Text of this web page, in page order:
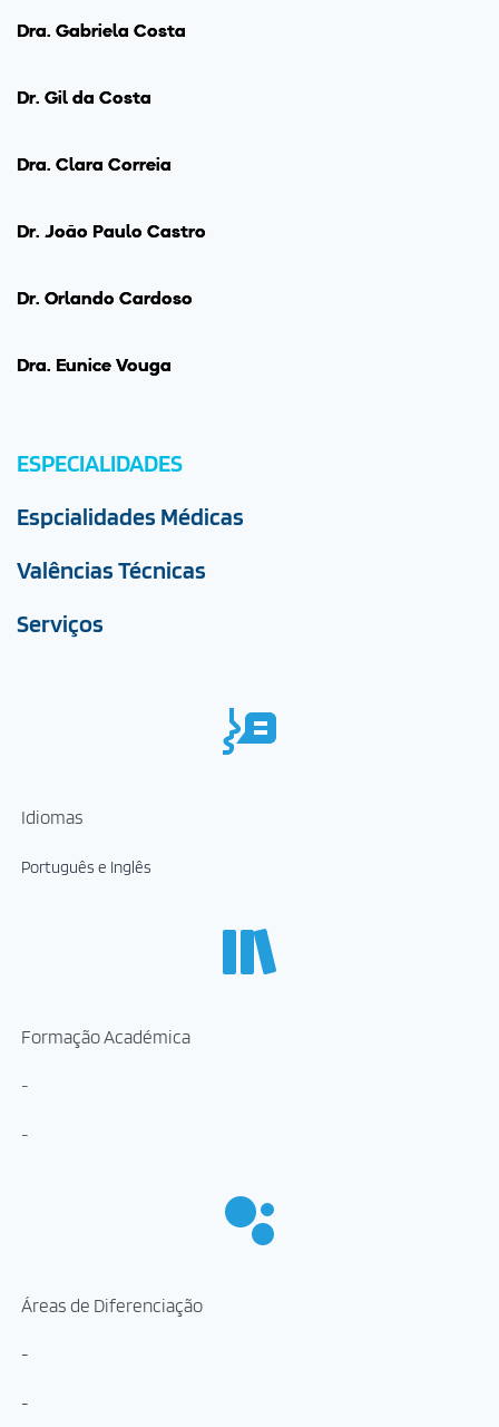
Drª. Gabriela Costa
Dr. Gil da Costa
Drª. Clara Correia
Dr. João Paulo Castro
Dr. Orlando Cardoso
Drª. Eunice Vouga
ESPECIALIDADES
Espcialidades Médicas
Valências Técnicas
Serviços
Idiomas
Português e Inglês
Formação Académica
-
-
Áreas de Diferenciação
-
-